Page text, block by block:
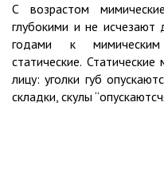
С возрастом
глубокими и не
годами к мимическим
статические.
лицу: уголки губ
складки, скулы